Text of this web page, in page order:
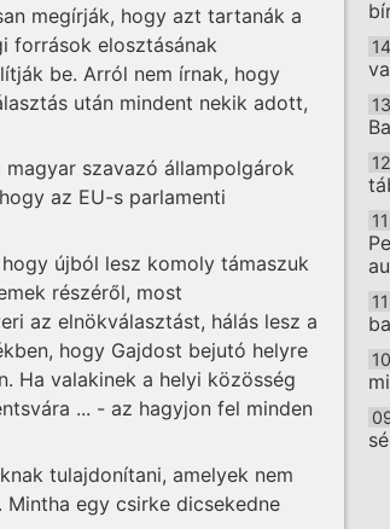
megírják, hogy azt tartanák a
források elosztásának
be. Arról nem írnak, hogy
után mindent nekik adott,
szavazó állampolgárok
az EU-s parlamenti
újból lesz komoly támaszuk
részéről, most
az elnökválasztást, hálás lesz a
hogy Gajdost bejutó helyre
Ha valakinek a helyi közösség
... - az hagyjon fel minden
tulajdonítani, amelyek nem
egy csirke dicsekedne